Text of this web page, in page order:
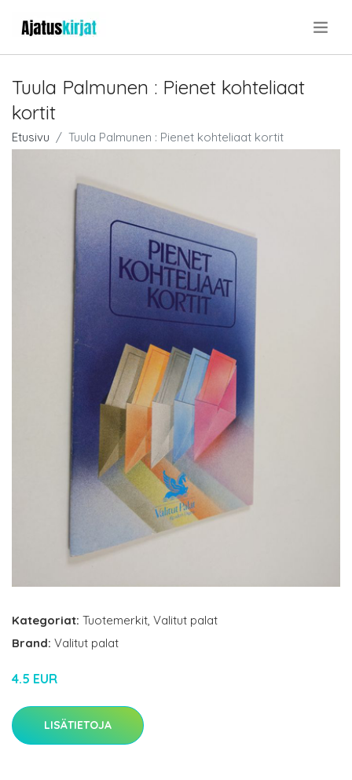
Tuula Palmunen : Pienet kohteliaat
kortit
Etusivu Tuula Palmunen : Pienet kohteliaat kortit
Kategoriat: Tuotemerkit, Valitut palat
Brand: Valitut palat
4.5 EUR
LISÄTIETOJA